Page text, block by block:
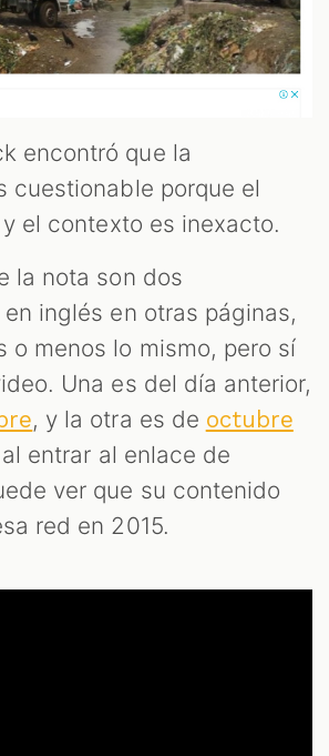
encontró que la
cuestionable porque el
el contexto es inexacto.
la nota son dos
inglés en otras páginas,
o menos lo mismo, pero sí
Una es del día anterior,
, y la otra es de octubre
entrar al enlace de
ver que su contenido
red en 2015.